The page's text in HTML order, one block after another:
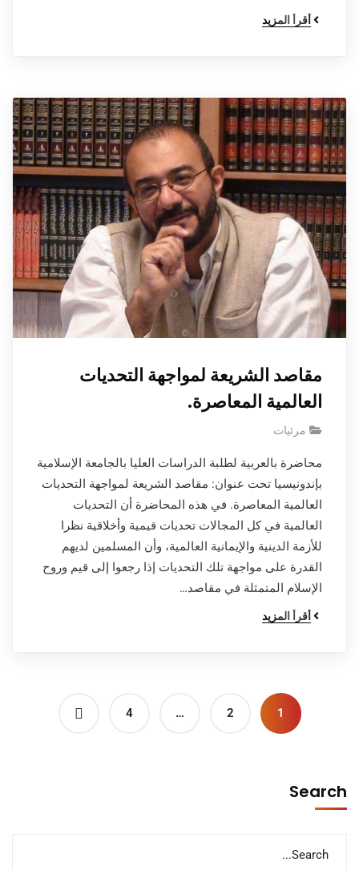
أقرأ المزيد
مقاصد الشريعة لمواجهة التحديات
العالمية المعاصرة.
مرئيات
محاضرة بالعربية لطلبة الدراسات العليا بالجامعة الإسلامية
بإندونيسيا تحت عنوان: مقاصد الشريعة لمواجهة التحديات
العالمية المعاصرة. في هذه المحاضرة أن التحديات
العالمية في كل المجالات تحديات قيمية وأخلاقية نظرا
للأزمة الدينية والإيمانية العالمية، وأن المسلمين لديهم
القدرة على مواجهة تلك التحديات إذا رجعوا إلى قيم وروح
الإسلام المتمثلة في مقاصد…
أقرأ المزيد
1
2
…
4
Search